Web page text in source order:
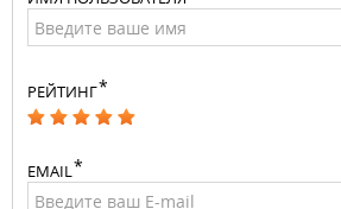
РЕЙТИНГ
EMAIL